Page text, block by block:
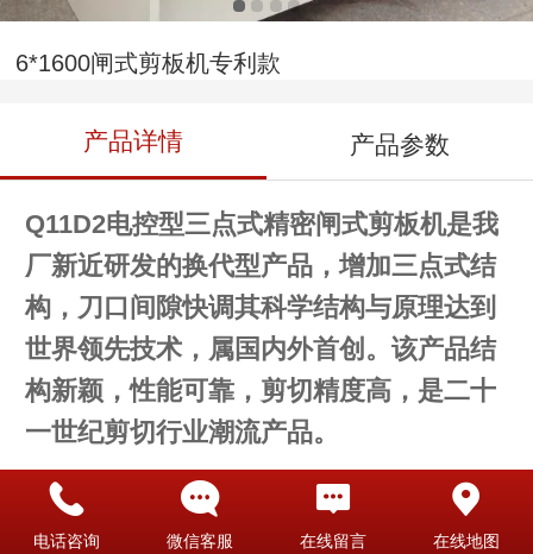
6*1600闸式剪板机专利款
产品详情 产品参数
Q11D2电控型三点式精密闸式剪板机是我
厂新近研发的换代型产品，增加三点式结
构，刀口间隙快调其科学结构与原理达到
世界领先技术，属国内外首创。该产品结
构新颖，性能可靠，剪切精度高，是二十
一世纪剪切行业潮流产品。
电话咨询 微信客服 在线留言 在线地图